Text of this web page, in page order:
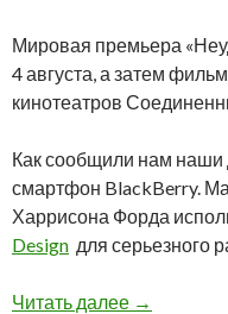
Мировая премьера
4 августа, а затем
кинотеатров
Как сообщили нам наши
смартфон BlackBerry.
Харрисона Форда
Design для серьезного
Читать далее →